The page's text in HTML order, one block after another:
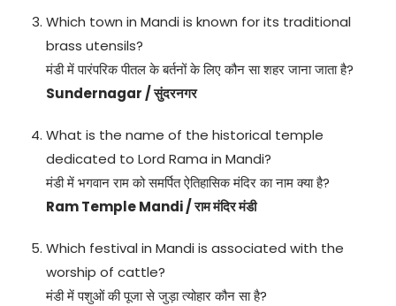
Which town in Mandi is known for its traditional
brass utensils?
मंडी में पारंपरिक पीतल के बर्तनों के लिए कौन सा शहर जाना जाता है?
Sundernagar / सुंदरनगर
What is the name of the historical temple
dedicated to Lord Rama in Mandi?
मंडी में भगवान राम को समर्पित ऐतिहासिक मंदिर का नाम क्या है?
Ram Temple Mandi / राम मंदिर मंडी
Which festival in Mandi is associated with the
worship of cattle?
मंडी में पशुओं की पूजा से जुड़ा त्योहार कौन सा है?